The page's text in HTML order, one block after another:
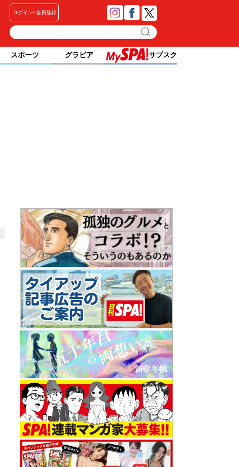
ログイン 会員登録
スポーツ グラビア サブスク